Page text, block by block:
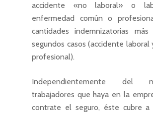
accidente «no laboral» o
enfermedad común o
cantidades indemnizatorias
segundos casos (accidente
profesional).
Independientemente del
trabajadores que haya en la
contrate el seguro, éste cubre